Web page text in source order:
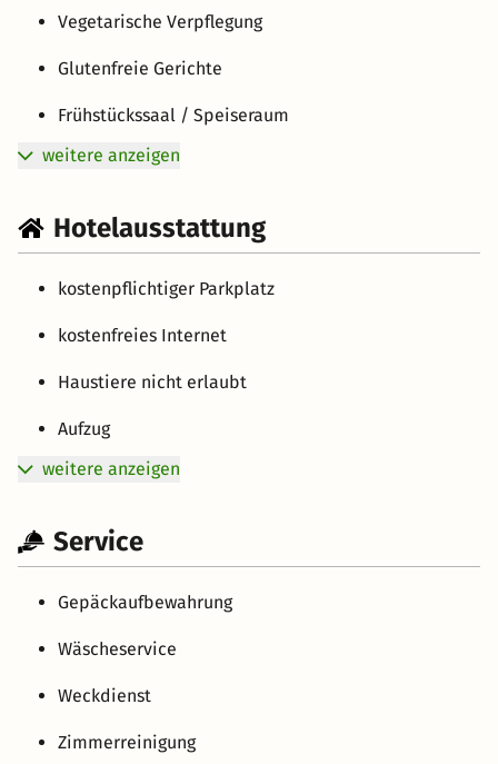
Vegetarische Verpflegung
Glutenfreie Gerichte
Frühstückssaal / Speiseraum
weitere anzeigen
Hotelausstattung
kostenpflichtiger Parkplatz
kostenfreies Internet
Haustiere nicht erlaubt
Aufzug
weitere anzeigen
Service
Gepäckaufbewahrung
Wäscheservice
Weckdienst
Zimmerreinigung